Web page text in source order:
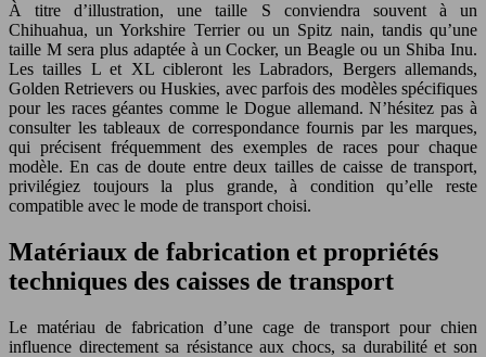
À titre d’illustration, une taille S conviendra souvent à un
Chihuahua, un Yorkshire Terrier ou un Spitz nain, tandis qu’une
taille M sera plus adaptée à un Cocker, un Beagle ou un Shiba Inu.
Les tailles L et XL cibleront les Labradors, Bergers allemands,
Golden Retrievers ou Huskies, avec parfois des modèles spécifiques
pour les races géantes comme le Dogue allemand. N’hésitez pas à
consulter les tableaux de correspondance fournis par les marques,
qui précisent fréquemment des exemples de races pour chaque
modèle. En cas de doute entre deux tailles de caisse de transport,
privilégiez toujours la plus grande, à condition qu’elle reste
compatible avec le mode de transport choisi.
Matériaux de fabrication et propriétés
techniques des caisses de transport
Le matériau de fabrication d’une cage de transport pour chien
influence directement sa résistance aux chocs, sa durabilité et son